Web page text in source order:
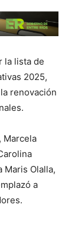
la lista de
2025,
renovación
Marcela
Maris Olalla,
a